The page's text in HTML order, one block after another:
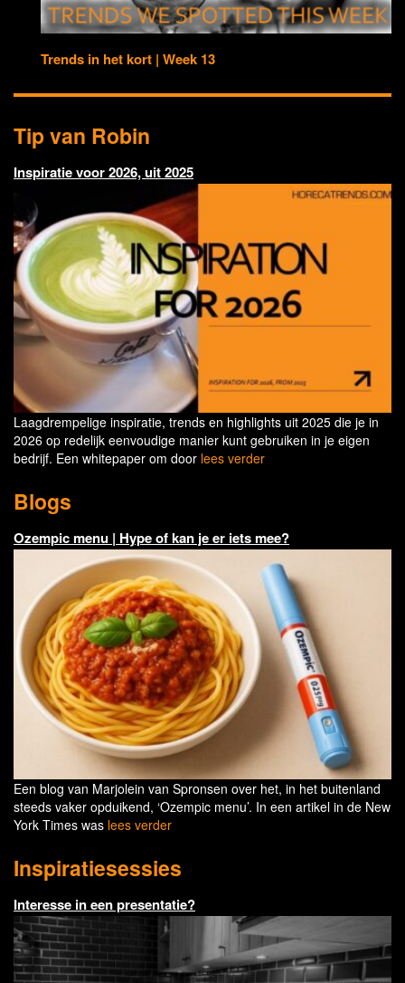
Trends in het kort | Week 13
Tip van Robin
Inspiratie voor 2026, uit 2025
Laagdrempelige inspiratie, trends en highlights uit 2025 die je in
2026 op redelijk eenvoudige manier kunt gebruiken in je eigen
bedrijf. Een whitepaper om door lees verder
Blogs
Ozempic menu | Hype of kan je er iets mee?
Een blog van Marjolein van Spronsen over het, in het buitenland
steeds vaker opduikend, ‘Ozempic menu’. In een artikel in de New
York Times was lees verder
Inspiratiesessies
Interesse in een presentatie?